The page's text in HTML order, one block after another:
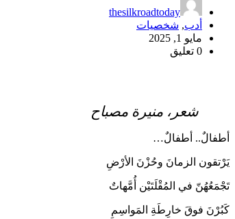
thesilkroadtoday
أدب, شخصيات
مايو 1, 2025
0 تعليق
شعر، منيرة مصباح
أطفالٌ.. أطفالٌ…
يَرْتقون الزمانَ وحُزْنَ الأرْضِ
تَجْمَعُهُنّ في المُقْلَتَيْن أُمَّهاتٌ
كَبُرْنَ فوقَ خارِطَةِ المَواسِمِ